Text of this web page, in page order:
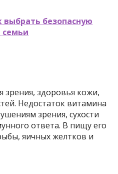
выбрать безопасную
семьи
зрения, здоровья кожи,
Недостаток витамина
зрения, сухости
ответа. В пищу его
яичных желтков и